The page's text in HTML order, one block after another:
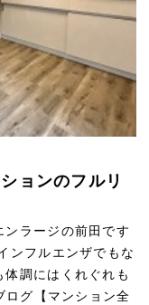
ョンのフルリ
ラージの前田です
ンフルエンザでもな
調にはくれぐれも
グ【マンション全